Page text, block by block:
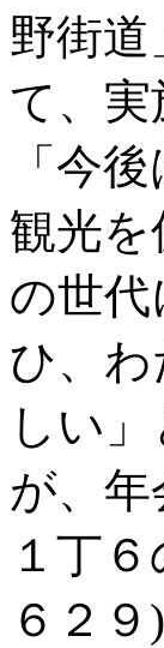
野街
て、
「今
観光
の世
ひ、
しい
が、
１丁
６２９)